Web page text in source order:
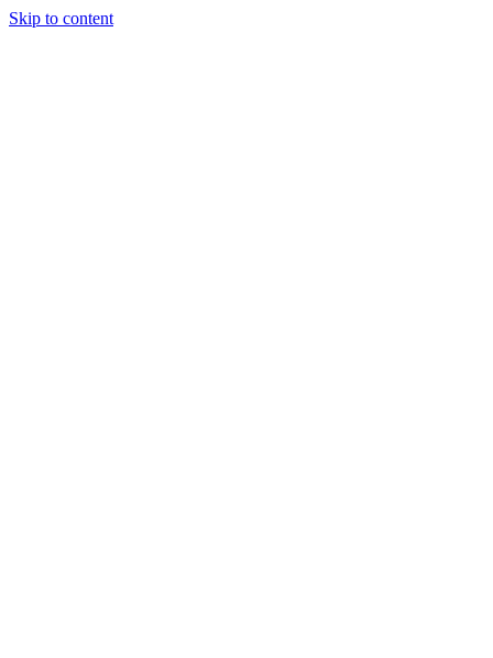
Skip to content